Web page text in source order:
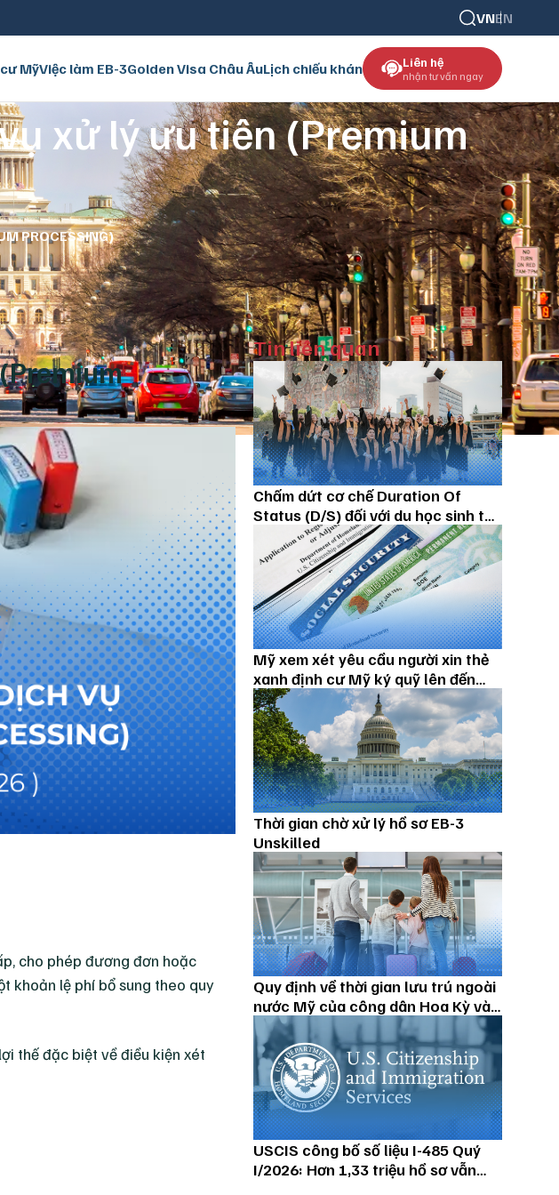
VNEN
MỹViệc làm EB-3Golden Visa Châu ÂuLịch chiếu khán Liên hệ
nhận tư vấn ngay
xử lý ưu tiên (Premium
PROCESSING)
cho phép đương đơn hoặc
khoản lệ phí bổ sung theo quy
thế đặc biệt về điều kiện xét
Tin liên quan
Chấm dứt cơ chế Duration Of
Status (D/S) đối với du học sinh từ
15/09/2026
Mỹ xem xét yêu cầu người xin thẻ
xanh định cư Mỹ ký quỹ lên đến
100.000 USD
Thời gian chờ xử lý hồ sơ EB-3
Unskilled
Quy định về thời gian lưu trú ngoài
nước Mỹ của công dân Hoa Kỳ và
thường trú nhân
USCIS công bố số liệu I-485 Quý
I/2026: Hơn 1,33 triệu hồ sơ vẫn